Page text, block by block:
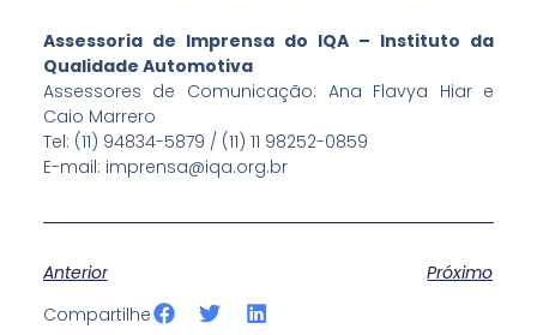
Assessoria de Imprensa do IQA – Instituto da
Qualidade Automotiva
Assessores de Comunicação: Ana Flavya Hiar e
Caio Marrero
Tel: (11) 94834-5879 / (11) 11 98252-0859
E-mail: imprensa@iqa.org.br
Anterior
Próximo
Compartilhe
S
h
a
S
a
S
h
a